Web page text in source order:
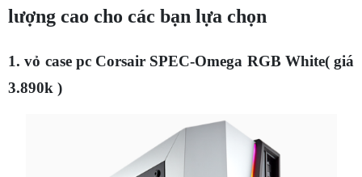
lượng cao cho các bạn lựa chọn
1. vỏ case pc Corsair SPEC-Omega RGB White( giá
3.890k )